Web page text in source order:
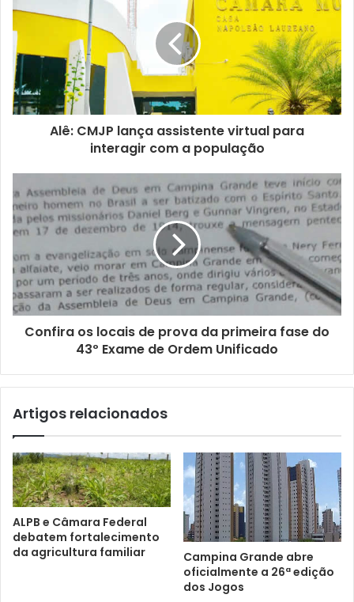
u
e
n
d
e
r
e
e
m
a
l
Alê: CMJP lança assistente virtual para
interagir com a população
Confira os locais de prova da primeira fase do
43º Exame de Ordem Unificado
Artigos relacionados
ALPB e Câmara Federal
debatem fortalecimento
da agricultura familiar
Campina Grande abre
oficialmente a 26ª edição
dos Jogos